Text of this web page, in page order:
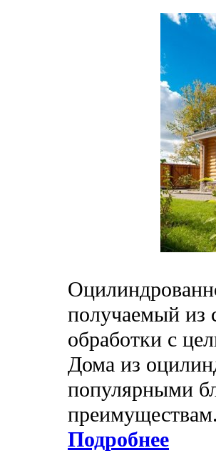
получаемый из
обработки с
Дома из
популярными
Подробнее